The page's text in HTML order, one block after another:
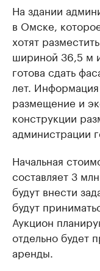
На здании
в Омске,
хотят
шириной 36,5 м
готова сдать
лет.
размещение и
конструкции
администрации
Начальная
составляет 3
будут внести
будут
Аукцион
отдельно будет
аренды.